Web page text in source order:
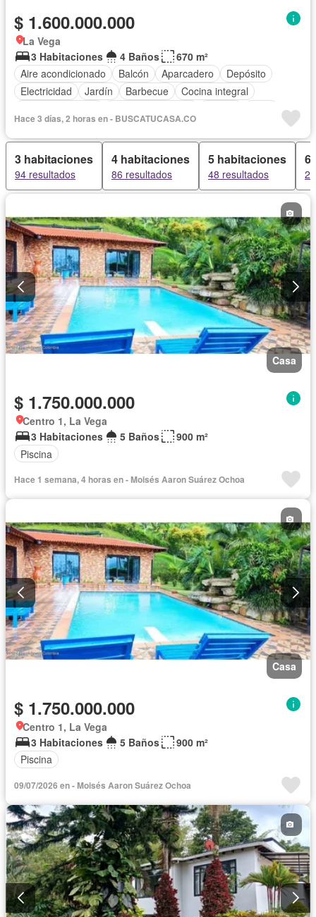
$ 1.600.000.000
La Vega
3 Habitaciones
4 Baños
670 m²
Aire acondicionado
Balcón Aparcadero
Depósito
Electricidad
Jardín Barbecue
Cocina integral
Hace 3 días, 2 horas en - BUSCATUCASA.CO
3 habitaciones
94 resultados
4 habitaciones
86 resultados
5 habitaciones
48 resultados
6
Casa
$ 1.750.000.000
Centro 1, La Vega
3 Habitaciones
5 Baños
900 m²
Piscina
Hace 1 semana, 4 horas en - Moisés Aaron Suárez Ochoa
Casa
$ 1.750.000.000
Centro 1, La Vega
3 Habitaciones
5 Baños
900 m²
Piscina
09/07/2026 en - Moisés Aaron Suárez Ochoa